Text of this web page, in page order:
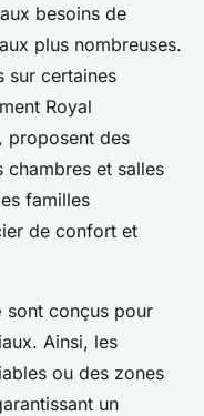
besoins de
plus nombreuses.
sur certaines
Royal
proposent des
chambres et salles
familles
de confort et
sont conçus pour
Ainsi, les
ou des zones
un